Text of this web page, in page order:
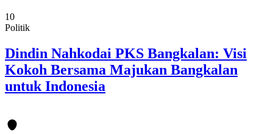
10
Politik
Dindin Nahkodai PKS Bangkalan: Visi
Kokoh Bersama Majukan Bangkalan
untuk Indonesia